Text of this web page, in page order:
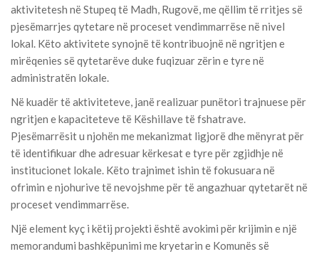
aktivitetesh në Stupeq të Madh, Rugovë, me qëllim të rritjes së
pjesëmarrjes qytetare në proceset vendimmarrëse në nivel
lokal. Këto aktivitete synojnë të kontribuojnë në ngritjen e
mirëqenies së qytetarëve duke fuqizuar zërin e tyre në
administratën lokale.
Në kuadër të aktiviteteve, janë realizuar punëtori trajnuese për
ngritjen e kapaciteteve të Këshillave të fshatrave.
Pjesëmarrësit u njohën me mekanizmat ligjorë dhe mënyrat për
të identifikuar dhe adresuar kërkesat e tyre për zgjidhje në
institucionet lokale. Këto trajnimet ishin të fokusuara në
ofrimin e njohurive të nevojshme për të angazhuar qytetarët në
proceset vendimmarrëse.
Një element kyç i këtij projekti është avokimi për krijimin e një
memorandumi bashkëpunimi me kryetarin e Komunës së